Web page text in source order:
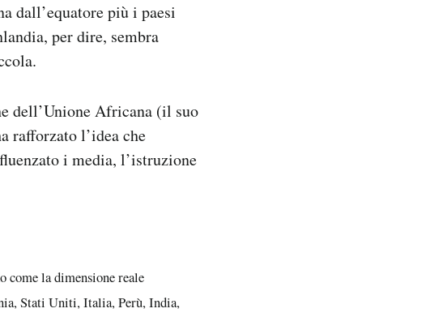
dall’equatore più i paesi
per dire, sembra
dell’Unione Africana (il suo
rafforzato l’idea che
i media, l’istruzione
come la dimensione reale
Stati Uniti, Italia, Perù, India,